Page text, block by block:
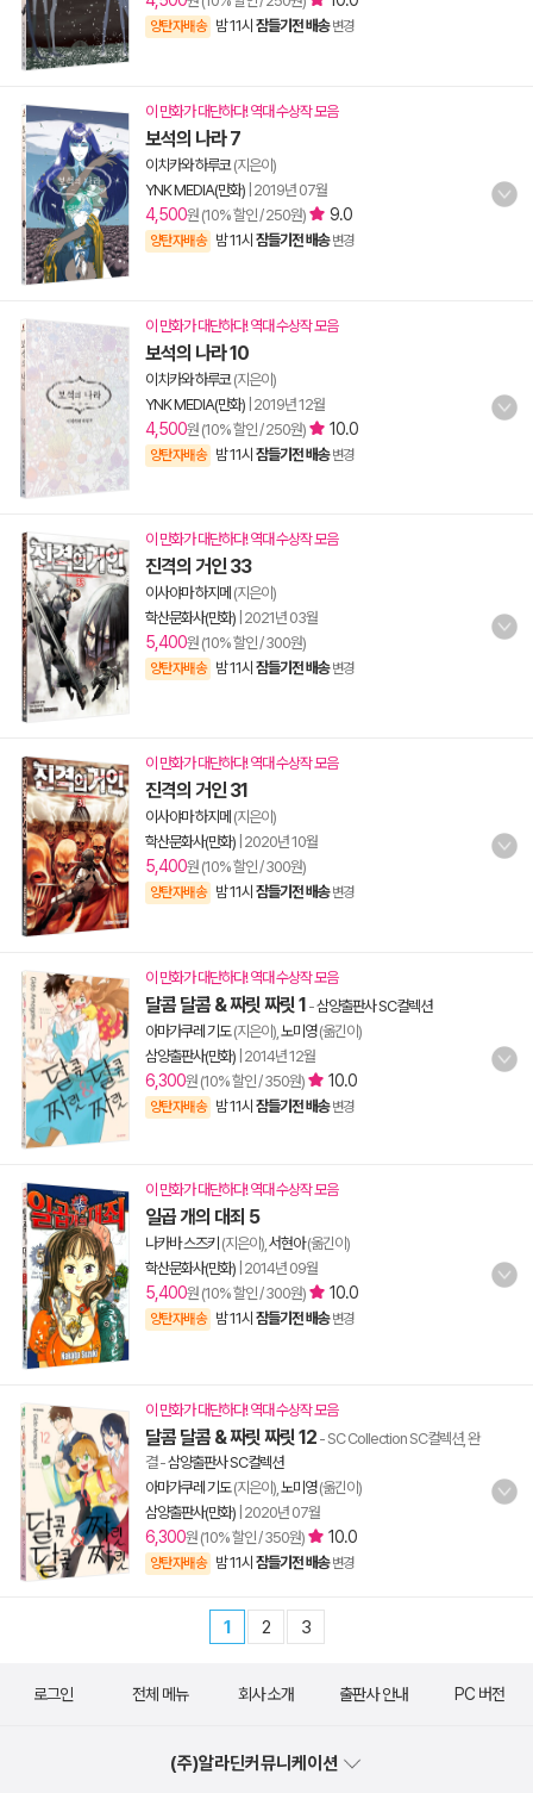
양탄자배송 밤 11시 잠들기전 배송 변경
이 만화가 대단하다! 역대 수상작 모음
보석의 나라 7
이치카와 하루코(지은이)
YNK MEDIA(만화) 2019년 07월
4,500원 (10% 할인 / 250원) 9.0
양탄자배송 밤 11시 잠들기전 배송 변경
이 만화가 대단하다! 역대 수상작 모음
보석의 나라 10
이치카와 하루코(지은이)
YNK MEDIA(만화) 2019년 12월
4,500원 (10% 할인 / 250원) 10.0
양탄자배송 밤 11시 잠들기전 배송 변경
이 만화가 대단하다! 역대 수상작 모음
진격의 거인 33
이사야마 하지메 (지은이)
학산문화사(만화) 2021년 03월
5,400원 (10% 할인 / 300원)
양탄자배송 밤 11시 잠들기전 배송 변경
이 만화가 대단하다! 역대 수상작 모음
진격의 거인 31
이사야마 하지메 (지은이)
학산문화사(만화) 2020년 10월
5,400원 (10% 할인 / 300원)
양탄자배송 밤 11시 잠들기전 배송 변경
이 만화가 대단하다! 역대 수상작 모음
달콤 달콤 & 짜릿 짜릿 1 -삼양출판사 SC컬렉션
아마가쿠레 기도(지은이), 노미영(옮긴이)
삼양출판사(만화) 2014년 12월
6,300원 (10% 할인 / 350원) 10.0
양탄자배송 밤 11시 잠들기전 배송 변경
이 만화가 대단하다! 역대 수상작 모음
일곱 개의 대죄 5
나카바 스즈키 (지은이), 서현아(옮긴이)
학산문화사(만화) 2014년 09월
5,400원 (10% 할인 / 300원) 10.0
양탄자배송 밤 11시 잠들기전 배송 변경
이 만화가 대단하다! 역대 수상작 모음
달콤 달콤 & 짜릿 짜릿 12 - SC Collection SC컬렉션, 완
결-삼양출판사 SC컬렉션
아마가쿠레 기도(지은이), 노미영(옮긴이)
삼양출판사(만화) 2020년 07월
6,300원 (10% 할인 / 350원) 10.0
양탄자배송 밤 11시 잠들기전 배송 변경
1 2 3
로그인 전체 메뉴 회사 소개 출판사 안내 PC 버전
(주)알라딘커뮤니케이션